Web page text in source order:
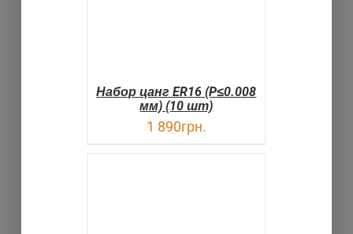
Набор цанг ER16 (P≤0.008
мм) (10 шт)
1 890грн.